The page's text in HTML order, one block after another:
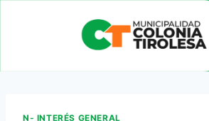
N- INTERÉS GENERAL